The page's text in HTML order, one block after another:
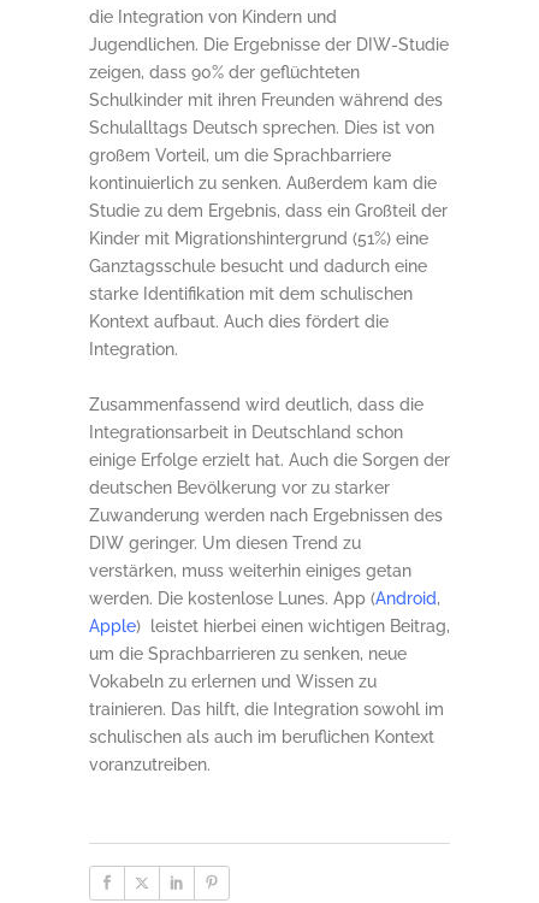
die Integration von Kindern und
Jugendlichen. Die Ergebnisse der DIW-Studie
zeigen, dass 90% der geflüchteten
Schulkinder mit ihren Freunden während des
Schulalltags Deutsch sprechen. Dies ist von
großem Vorteil, um die Sprachbarriere
kontinuierlich zu senken. Außerdem kam die
Studie zu dem Ergebnis, dass ein Großteil der
Kinder mit Migrationshintergrund (51%) eine
Ganztagsschule besucht und dadurch eine
starke Identifikation mit dem schulischen
Kontext aufbaut. Auch dies fördert die
Integration.
Zusammenfassend wird deutlich, dass die
Integrationsarbeit in Deutschland schon
einige Erfolge erzielt hat. Auch die Sorgen der
deutschen Bevölkerung vor zu starker
Zuwanderung werden nach Ergebnissen des
DIW geringer. Um diesen Trend zu
verstärken, muss weiterhin einiges getan
werden. Die kostenlose Lunes. App (Android,
Apple) leistet hierbei einen wichtigen Beitrag,
um die Sprachbarrieren zu senken, neue
Vokabeln zu erlernen und Wissen zu
trainieren. Das hilft, die Integration sowohl im
schulischen als auch im beruflichen Kontext
voranzutreiben.